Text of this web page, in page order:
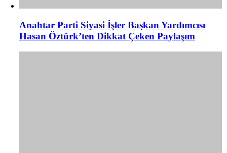
Anahtar Parti Siyasi İşler Başkan Yardımcısı
Hasan Öztürk’ten Dikkat Çeken Paylaşım